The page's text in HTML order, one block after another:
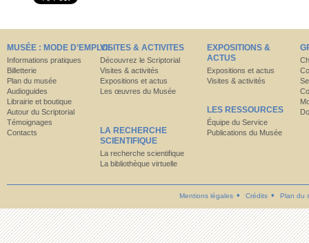
MUSÉE : MODE D’EMPLOI
Informations pratiques
Billetterie
Plan du musée
Audioguides
Librairie et boutique
Autour du Scriptorial
Témoignages
Contacts
VISITES & ACTIVITES
Découvrez le Scriptorial
Visites & activités
Expositions et actus
Les œuvres du Musée
LA RECHERCHE
SCIENTIFIQUE
La recherche scientifique
La bibliothèque virtuelle
EXPOSITIONS &
ACTUS
Expositions et actus
Visites & activités
LES RESSOURCES
Équipe du Service
Publications du Musée
Mentions légales Crédits Plan du